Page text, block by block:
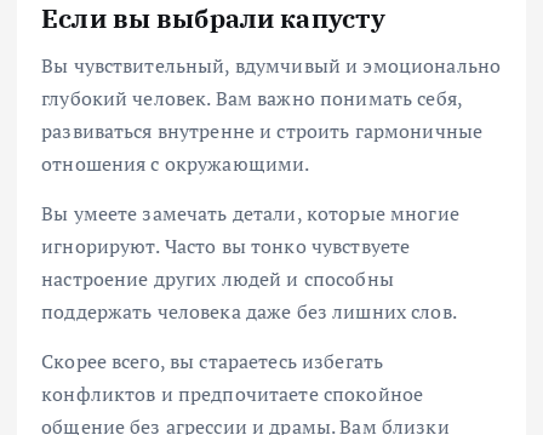
Если вы выбрали капусту
Вы чувствительный, вдумчивый и эмоционально
глубокий человек. Вам важно понимать себя,
развиваться внутренне и строить гармоничные
отношения с окружающими.
Вы умеете замечать детали, которые многие
игнорируют. Часто вы тонко чувствуете
настроение других людей и способны
поддержать человека даже без лишних слов.
Скорее всего, вы стараетесь избегать
конфликтов и предпочитаете спокойное
общение без агрессии и драмы. Вам близки